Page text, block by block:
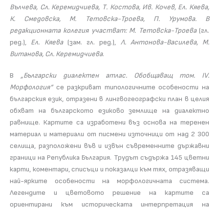
Вълчева, Сл. Керемидчиева, Т. Костова, Ив. Кочев, Ел. Кяева,
К. Смедовска, М. Тетовска-Троева, П. Урумова. В
редакционната колегия участват: М. Тетовска-Троева(гл.
ред.), Ел. Кяева(зам. гл. ред.), Л. Антонова-Василева, М.
Витанова, Сл. Керемидчиева.
В „Български диалектен атлас. Обобщаващ том. IV.
Морфология“се разкриват типологичните особености на
българския език, отразени в лингвогеографски план в целия
обхват на българското езиково землище на диалектно
равнище. Картите са изработени въз основа на теренен
материал и материали от писмени източници от над 2 300
селища, разположени във и извън съвременните държавни
граници на Република България. Трудът съдържа 145 цветни
карти, коментари, списъци и показалци към тях, отразяващи
най-ярките особености на морфологичната система.
Легендите и цветовото решение на картите са
ориентирани към историческата интерпретация на